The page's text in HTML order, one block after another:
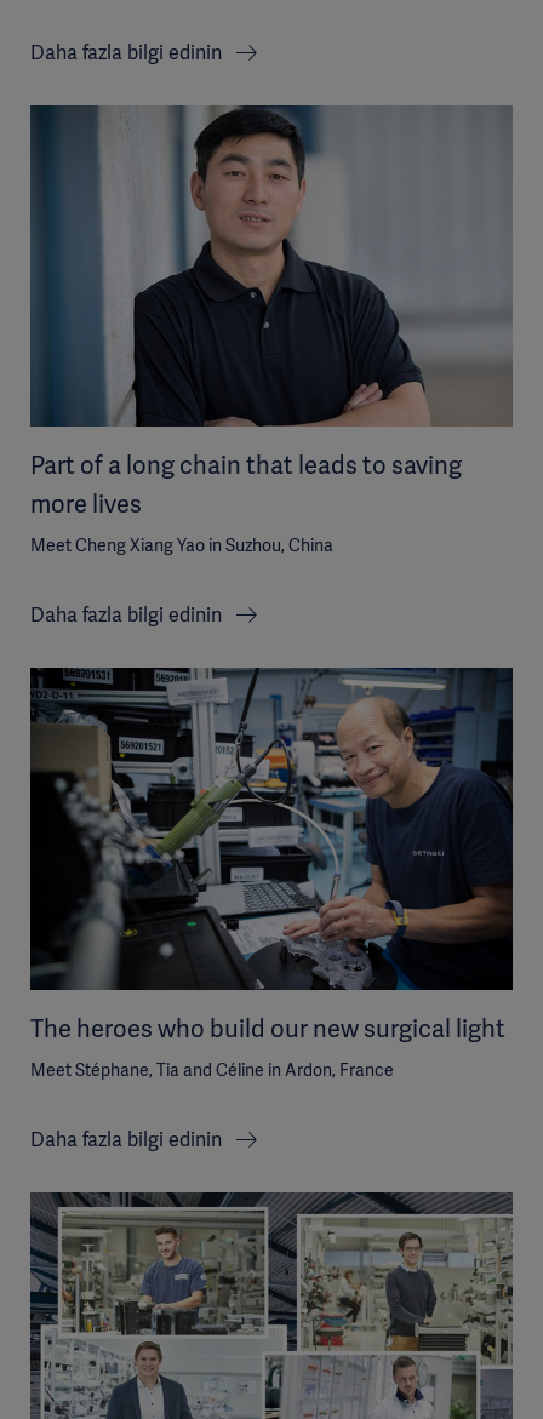
Daha fazla bilgi edinin
Part of a long chain that leads to saving
more lives
Meet Cheng Xiang Yao in Suzhou, China
Daha fazla bilgi edinin
The heroes who build our new surgical light
Meet Stéphane, Tia and Céline in Ardon, France
Daha fazla bilgi edinin